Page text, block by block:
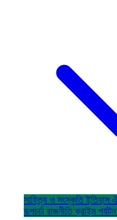
সাহিত্য ও সংস্কৃতিইতিহাস
রূপচর্চা রাজনীতিক্রাইম পর্যটন